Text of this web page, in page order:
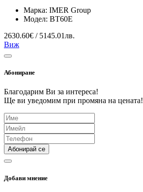
Марка: IMER Group
Модел: BT60E
2630.60€ / 5145.01лв.
Виж
Абониране
Благодарим Ви за интереса!
Ще ви уведомим при промяна на цената!
Абонирай се
Добави мнение